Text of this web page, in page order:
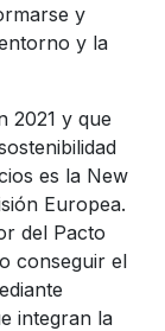
y
y la
2021 y que
es la New
Europea.
del Pacto
conseguir el
integran la